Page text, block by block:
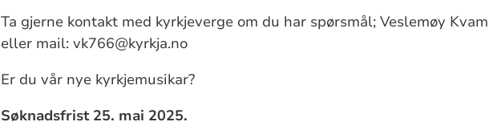
Ta gjerne kontakt med kyrkjeverge om du har spørsmål; Veslemøy
eller mail: vk766@kyrkja.no
Er du vår nye kyrkjemusikar?
Søknadsfrist 25. mai 2025.